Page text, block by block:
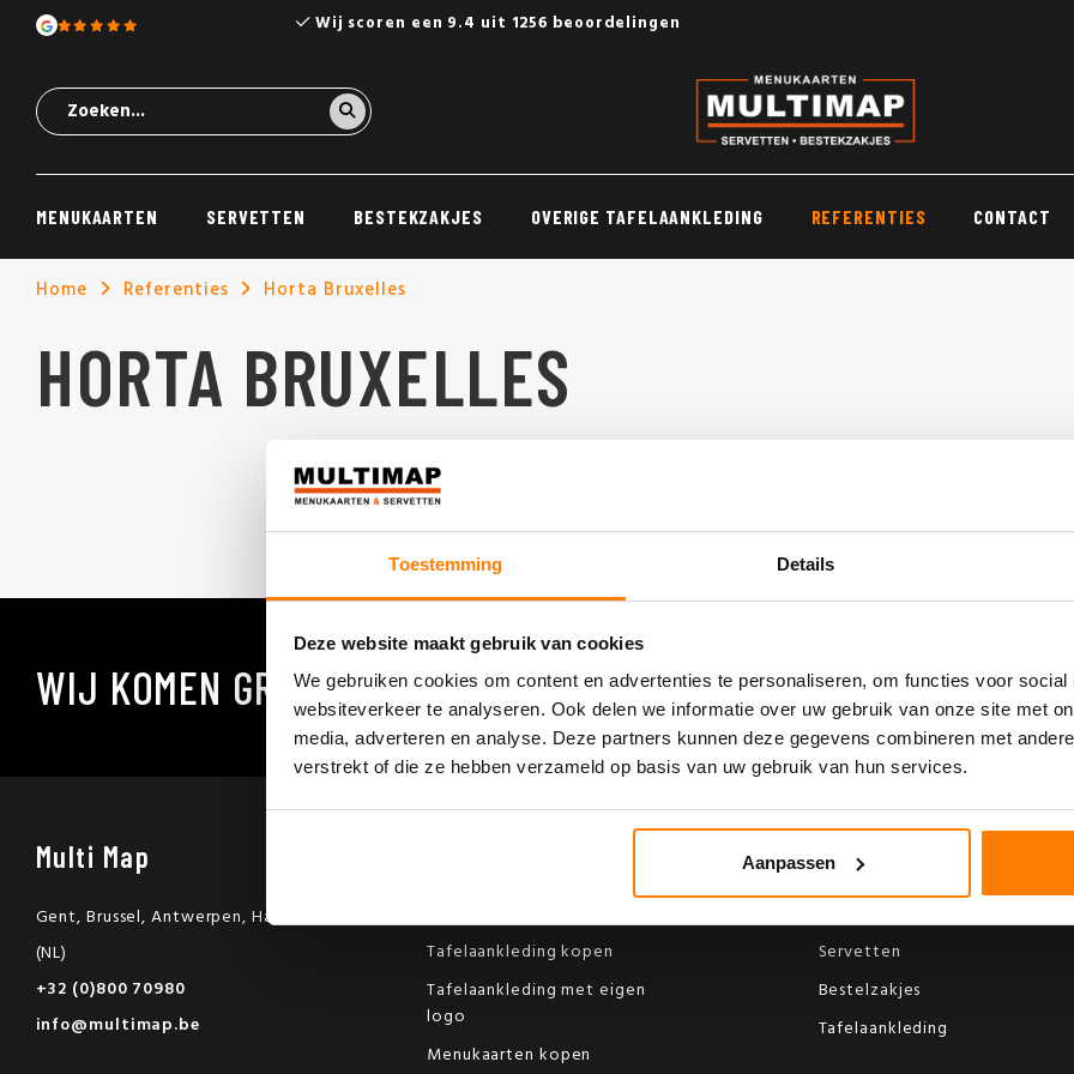
Toestemming Details
Deze website maakt gebruik van cookies
We gebruiken cookies om content en advertenties te personaliseren, om functies voor social
websiteverkeer te analyseren. Ook delen we informatie over uw gebruik van onze site met
media, adverteren en analyse. Deze partners kunnen deze gegevens combineren met
verstrekt of die ze hebben verzameld op basis van uw gebruik van hun services.
Aanpassen
Wij scoren een 9.4 uit 1256 beoordelingen
MENUKAARTEN SERVETTEN BESTEKZAKJES OVERIGE TAFELAANKLEDING REFERENTIES CONTACT
Home Referenties Horta Bruxelles
HORTA BRUXELLES
WIJ KOMEN GRAAG BIJ U LANGS VOOR EEN VRIJBLIJVEND
Multi Map
Gent, Brussel, Antwerpen, Hasselt, Venray
(NL)
+32 (0)800 70980
info@multimap.be
Tafelaankleding kopen
Tafelaankleding met eigen
logo
Menukaarten kopen
Webshop
Servetten
Bestelzakjes
Tafelaankleding